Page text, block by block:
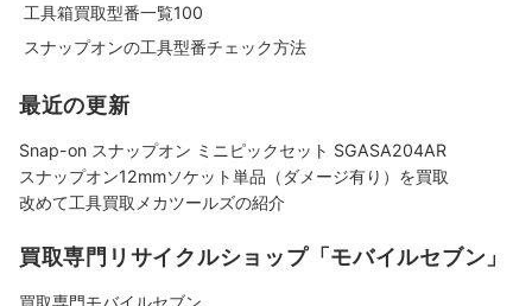
工具箱買取型番一覧100
スナップオンの工具型番チェック方法
最近の更新
Snap-on スナップオン ミニピックセット SGASA204AR
スナップオン12mmソケット単品（ダメージ有り）を買取
改めて工具買取メカツールズの紹介
買取専門リサイクルショップ「モバイルセブン」
買取専門モバイルセブン